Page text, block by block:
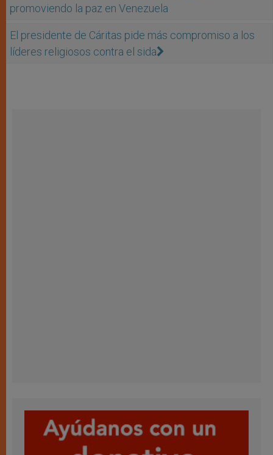
promoviendo la paz en Venezuela
El presidente de Cáritas pide más compromiso a los
líderes religiosos contra el sida